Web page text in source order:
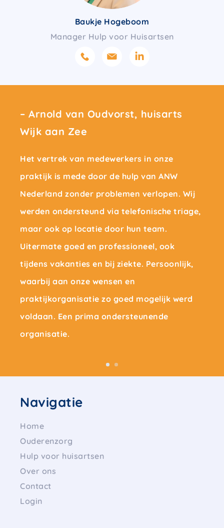
Baukje Hogeboom
Manager Hulp voor Huisartsen
– Arnold van Oudvorst, huisarts
Wijk aan Zee
Het vertrek van medewerkers in onze
praktijk is mede door de hulp van ANW
Nederland zonder problemen verlopen. Wij
werden ondersteund via telefonische triage,
maar ook op locatie door hun team.
Uitermate goed en professioneel, ook
tijdens vakanties en bij ziekte. Persoonlijk,
waarbij aan onze wensen en
praktijkorganisatie zo goed mogelijk werd
voldaan. Een prima ondersteunende
organisatie.
Navigatie
Home
Ouderenzorg
Hulp voor huisartsen
Over ons
Contact
Login